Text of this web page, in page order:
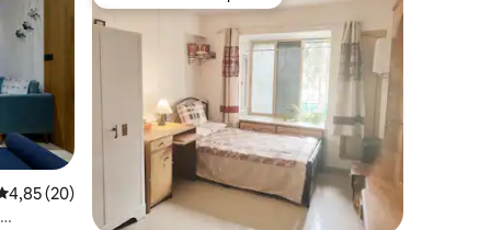
de uma avaliação média de 5, 20 avaliações
4,85 (20)